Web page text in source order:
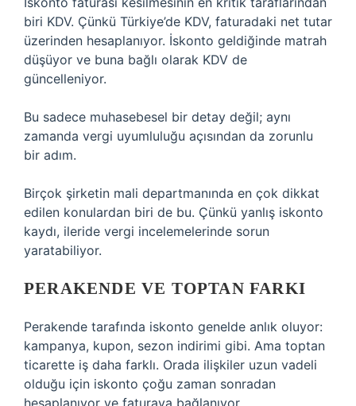
biri KDV. Çünkü Türkiye’de KDV, faturadaki net tutar
üzerinden hesaplanıyor. İskonto geldiğinde matrah
düşüyor ve buna bağlı olarak KDV de
güncelleniyor.
Bu sadece muhasebesel bir detay değil; aynı
zamanda vergi uyumluluğu açısından da zorunlu
bir adım.
Birçok şirketin mali departmanında en çok dikkat
edilen konulardan biri de bu. Çünkü yanlış iskonto
kaydı, ileride vergi incelemelerinde sorun
yaratabiliyor.
PERAKENDE VE TOPTAN FARKI
Perakende tarafında iskonto genelde anlık oluyor:
kampanya, kupon, sezon indirimi gibi. Ama toptan
ticarette iş daha farklı. Orada ilişkiler uzun vadeli
olduğu için iskonto çoğu zaman sonradan
hesaplanıyor ve faturaya bağlanıyor.